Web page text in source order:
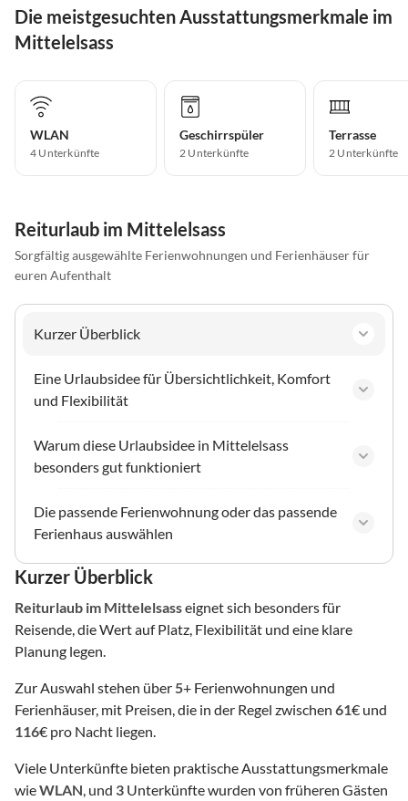
Die meistgesuchten Ausstattungsmerkmale im
Mittelelsass
WLAN
4 Unterkünfte
Geschirrspüler
2 Unterkünfte
Terrasse
2 Unterkünfte
Reiturlaub im Mittelelsass
Sorgfältig ausgewählte Ferienwohnungen und Ferienhäuser für
euren Aufenthalt
Kurzer Überblick
Eine Urlaubsidee für Übersichtlichkeit, Komfort
und Flexibilität
Warum diese Urlaubsidee in Mittelelsass
besonders gut funktioniert
Die passende Ferienwohnung oder das passende
Ferienhaus auswählen
Kurzer Überblick
Reiturlaub im Mittelelsasseignet sich besonders für
Reisende, die Wert auf Platz, Flexibilität und eine klare
Planung legen.
Zur Auswahl stehen über5+ Ferienwohnungen und
Ferienhäuser, mit Preisen, die in der Regel zwischen 61€ und
116€ pro Nacht liegen.
Viele Unterkünfte bieten praktische Ausstattungsmerkmale
wieWLAN, und 3 Unterkünfte wurden von früheren Gästen